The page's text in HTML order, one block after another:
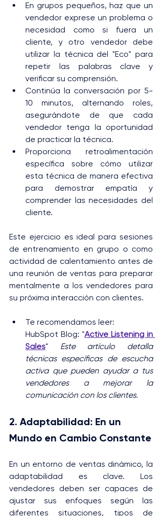
En grupos pequeños, haz que un
vendedor exprese un problema o
necesidad como si fuera un
cliente, y otro vendedor debe
utilizar la técnica del "Eco" para
repetir las palabras clave y
verificar su comprensión.
Continúa la conversación por 5-
10 minutos, alternando roles,
asegurándote de que cada
vendedor tenga la oportunidad
de practicar la técnica.
Proporciona retroalimentación
específica sobre cómo utilizar
esta técnica de manera efectiva
para demostrar empatía y
comprender las necesidades del
cliente.
Este ejercicio es ideal para sesiones
de entrenamiento en grupo o como
actividad de calentamiento antes de
una reunión de ventas para preparar
mentalmente a los vendedores para
su próxima interacción con clientes.
Te recomendamos leer:
HubSpot Blog: "Active Listening in
Sales" Este artículo detalla
técnicas específicas de escucha
activa que pueden ayudar a tus
vendedores a mejorar la
comunicación con los clientes.
2. Adaptabilidad: En un
Mundo en Cambio Constante
En un entorno de ventas dinámico, la
adaptabilidad es clave. Los
vendedores deben ser capaces de
ajustar sus enfoques según las
diferentes situaciones, tipos de